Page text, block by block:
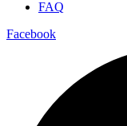
FAQ
Facebook